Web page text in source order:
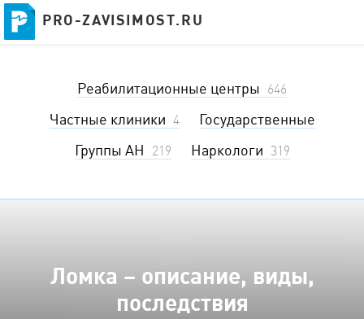
PRO-ZAVISIMOST.RU
PRO-ZAVISIMOST.RU
Реабилитационные центры 646
Частные клиники 4
Государственные
Группы АН 219 Наркологи 319
Ломка – описание, виды,
последствия